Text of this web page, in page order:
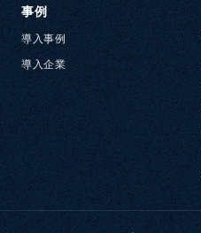
事例
導入事例
導入企業